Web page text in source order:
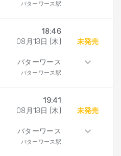
バターワース駅
18:46
08月13日 (木)
バターワース
バターワース駅
未発売
19:41
08月13日 (木)
バターワース
バターワース駅
未発売